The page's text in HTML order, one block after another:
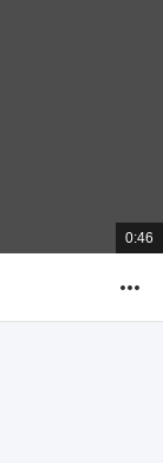
總
共
0:46